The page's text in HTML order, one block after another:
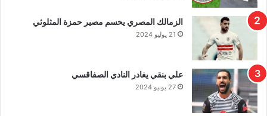
الزمالك المصري يحسم مصير حمزة المثلوثي
21 يوليو 2024
علي بنقي يغادر النادي الصفاقسي
27 يونيو 2024